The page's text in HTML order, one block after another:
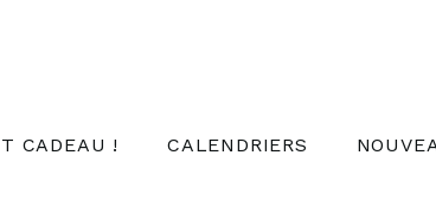
CADEAU ! CALENDRIERS